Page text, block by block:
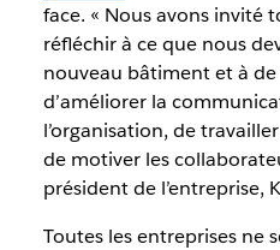
face. « Nous avons invité
réfléchir à ce que nous
nouveau bâtiment et à
d’améliorer la
l’organisation, de
de motiver les
président de l’entreprise,
Toutes les entreprises ne